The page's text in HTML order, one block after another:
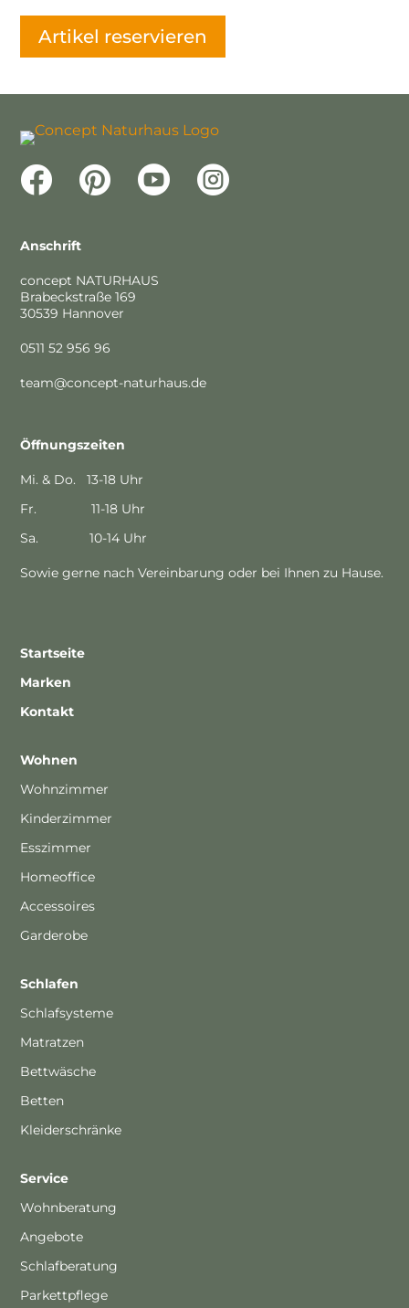
   
Anschrift
concept NATURHAUS
Brabeckstraße 169
30539 Hannover
0511 52 956 96
team@concept-naturhaus.de
Öffnungszeiten
Mi. & Do. 13-18 Uhr
Fr. 11-18 Uhr
Sa. 10-14 Uhr
Sowie gerne nach Vereinbarung oder bei Ihnen zu Hause.
Startseite
Marken
Kontakt
Wohnen
Wohnzimmer
Kinderzimmer
Esszimmer
Homeoffice
Accessoires
Garderobe
Schlafen
Schlafsysteme
Matratzen
Bettwäsche
Betten
Kleiderschränke
Service
Wohnberatung
Angebote
Schlafberatung
Parkettpflege